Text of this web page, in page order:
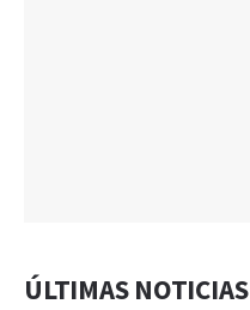
ÚLTIMAS NOTICIAS